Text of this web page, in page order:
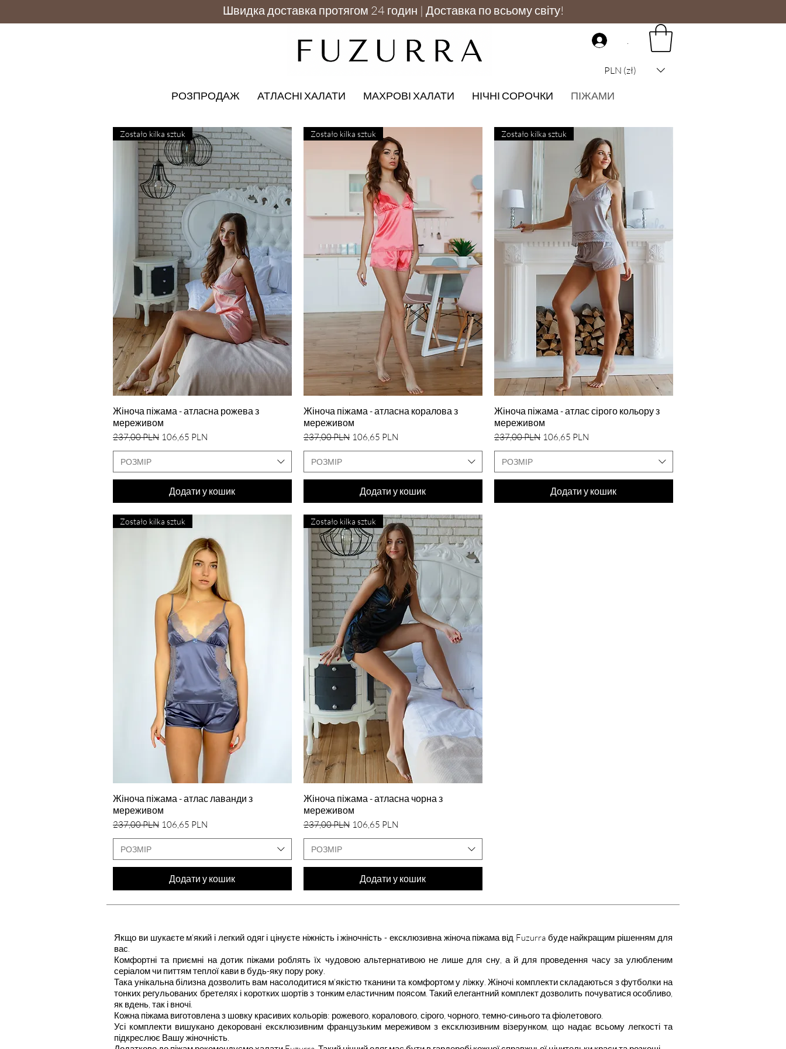
Швидка доставка протягом 24 годин | Доставка по всьому світу!
PLN (zł)
РОЗПРОДАЖ АТЛАСНІ ХАЛАТИ МАХРОВІ ХАЛАТИ НІЧНІ СОРОЧКИ ПІЖАМИ
Швидкий перегляд
Zostało kilka sztuk
Жіноча піжама - атласна рожева з
мереживом
Звичайна ціна
237,00 PLN За розпродажем
106,65 PLN
РОЗМІР
Додати у кошик
Швидкий перегляд
Zostało kilka sztuk
Жіноча піжама - атласна коралова з
мереживом
Звичайна ціна
237,00 PLN За розпродажем
106,65 PLN
РОЗМІР
Додати у кошик
Швидкий перегляд
Zostało kilka sztuk
Жіноча піжама - атлас сірого кольору з
мереживом
Звичайна ціна
237,00 PLN За розпродажем
106,65 PLN
РОЗМІР
Додати у кошик
Швидкий перегляд
Zostało kilka sztuk
Жіноча піжама - атлас лаванди з
мереживом
Звичайна ціна
237,00 PLN За розпродажем
106,65 PLN
РОЗМІР
Додати у кошик
Швидкий перегляд
Zostało kilka sztuk
Жіноча піжама - атласна чорна з
мереживом
Звичайна ціна
237,00 PLN За розпродажем
106,65 PLN
РОЗМІР
Додати у кошик
Якщо ви шукаєте м'який і легкий одяг і цінуєте ніжність і жіночність - ексклюзивна жіноча піжама від Fuzurra буде найкращим рішенням для
вас.
Комфортні та приємні на дотик піжами роблять їх чудовою альтернативою не лише для сну, а й для проведення часу за улюбленим
серіалом чи питтям теплої кави в будь-яку пору року.
Така унікальна білизна дозволить вам насолодитися м'якістю тканини та комфортом у ліжку. Жіночі комплекти складаються з футболки на
тонких регульованих бретелях і коротких шортів з тонким еластичним поясом. Такий елегантний комплект дозволить почуватися особливо,
як вдень, так і вночі.
Кожна піжама виготовлена з шовку красивих кольорів: рожевого, коралового, сірого, чорного, темно-синього та фіолетового.
Усі комплекти вишукано декоровані ексклюзивним французьким мереживом з ексклюзивним візерунком, що надає всьому легкості та
підкреслює Вашу жіночність.